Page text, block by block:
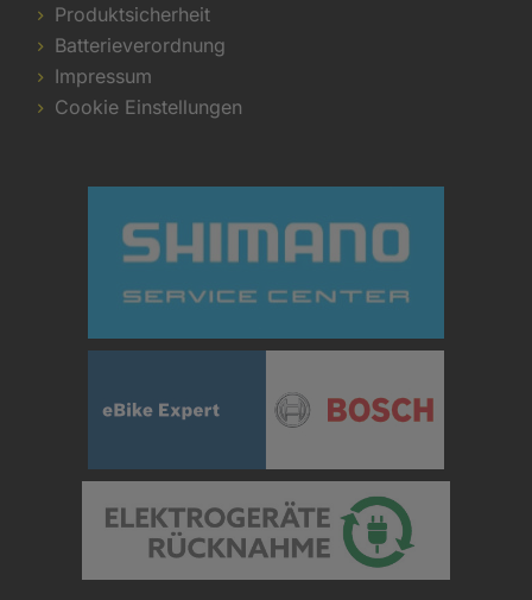
Produktsicherheit
Batterieverordnung
Impressum
Cookie Einstellungen